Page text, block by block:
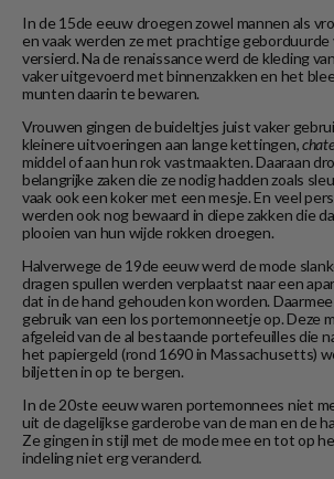
In de 15de eeuw droegen zowel mannen als
en vaak werden ze met prachtige
versierd. Na de renaissance werd de kleding
vaker uitgevoerd met binnenzakken en het
munten daarin te bewaren.
Vrouwen gingen de buideltjes juist vaker
kleinere uitvoeringen aan lange kettingen,
middel of aan hun rok vastmaakten. Daaraan
belangrijke zaken die ze nodig hadden zoals
vaak ook een koker met een mesje. En veel
werden ook nog bewaard in diepe zakken die
plooien van hun wijde rokken droegen.
Halverwege de 19de eeuw werd de mode
dragen spullen werden verplaatst naar een
dat in de hand gehouden kon worden.
gebruik van een los portemonneetje op. Deze
afgeleid van de al bestaande portefeuilles die
het papiergeld (rond 1690 in Massachusetts)
biljetten in op te bergen.
In de 20ste eeuw waren portemonnees niet
uit de dagelijkse garderobe van de man en de
Ze gingen in stijl met de mode mee en tot op
indeling niet erg veranderd.